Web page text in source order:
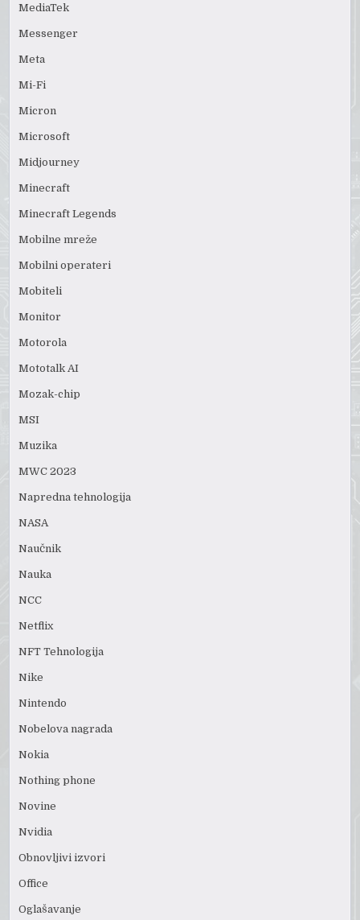
MediaTek
Messenger
Meta
Mi-Fi
Micron
Microsoft
Midjourney
Minecraft
Minecraft Legends
Mobilne mreže
Mobilni operateri
Mobiteli
Monitor
Motorola
Mototalk AI
Mozak-chip
MSI
Muzika
MWC 2023
Napredna tehnologija
NASA
Naučnik
Nauka
NCC
Netflix
NFT Tehnologija
Nike
Nintendo
Nobelova nagrada
Nokia
Nothing phone
Novine
Nvidia
Obnovljivi izvori
Office
Oglašavanje